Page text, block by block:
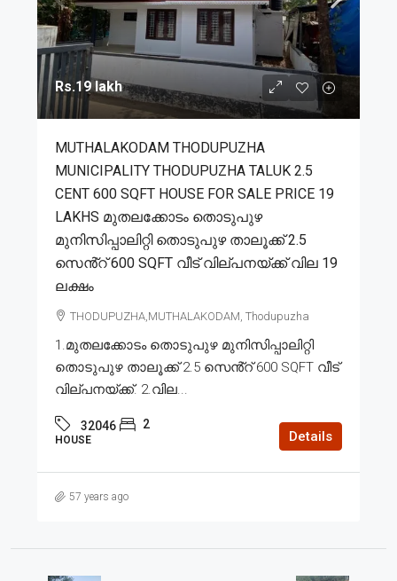
Rs.19 lakh
MUTHALAKODAM THODUPUZHA
MUNICIPALITY THODUPUZHA TALUK 2.5
CENT 600 SQFT HOUSE FOR SALE PRICE 19
LAKHS മുതലക്കോടം തൊടുപുഴ
മുനിസിപ്പാലിറ്റി തൊടുപുഴ താലൂക്ക് 2.5
സെൻ്റ് 600 SQFT വീട് വില്പനയ്ക്ക് വില 19
ലക്ഷം
THODUPUZHA,MUTHALAKODAM, Thodupuzha
1.മുതലക്കോടം തൊടുപുഴ മുനിസിപ്പാലിറ്റി
തൊടുപുഴ താലൂക്ക് 2.5 സെൻ്റ് 600 SQFT വീട്
വില്പനയ്ക്ക്. 2.വില...
32046 2
HOUSE Details
57 years ago